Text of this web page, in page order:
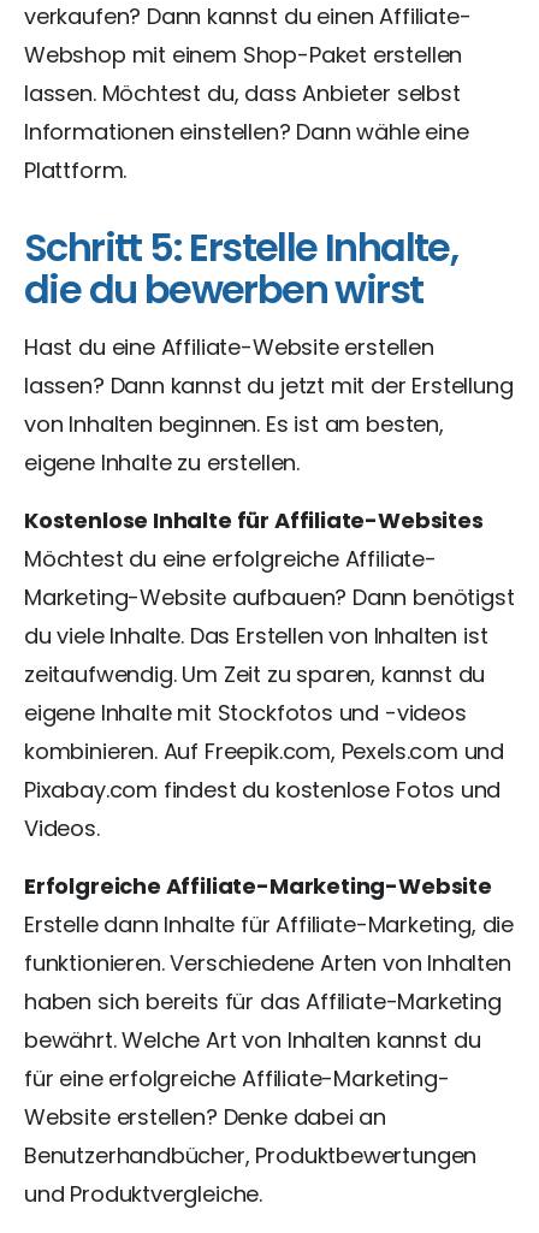
verkaufen? Dann kannst du einen Affiliate-
Webshop mit einem Shop-Paket erstellen
lassen. Möchtest du, dass Anbieter selbst
Informationen einstellen? Dann wähle eine
Plattform.
Schritt 5: Erstelle Inhalte,
die du bewerben wirst
Hast du eine Affiliate-Website erstellen
lassen? Dann kannst du jetzt mit der Erstellung
von Inhalten beginnen. Es ist am besten,
eigene Inhalte zu erstellen.
Kostenlose Inhalte für Affiliate-Websites
Möchtest du eine erfolgreiche Affiliate-
Marketing-Website aufbauen? Dann benötigst
du viele Inhalte. Das Erstellen von Inhalten ist
zeitaufwendig. Um Zeit zu sparen, kannst du
eigene Inhalte mit Stockfotos und -videos
kombinieren. Auf Freepik.com, Pexels.com und
Pixabay.com findest du kostenlose Fotos und
Videos.
Erfolgreiche Affiliate-Marketing-Website
Erstelle dann Inhalte für Affiliate-Marketing, die
funktionieren. Verschiedene Arten von Inhalten
haben sich bereits für das Affiliate-Marketing
bewährt. Welche Art von Inhalten kannst du
für eine erfolgreiche Affiliate-Marketing-
Website erstellen? Denke dabei an
Benutzerhandbücher, Produktbewertungen
und Produktvergleiche.